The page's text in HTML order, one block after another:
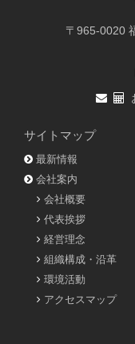
〒965-0020
サイトマップ
最新情報
会社案内
会社概要
代表挨拶
経営理念
組織構成・沿革
環境活動
アクセスマップ